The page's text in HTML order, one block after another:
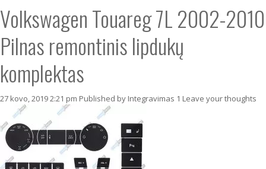
Volkswagen Touareg 7L 2002-2010
Pilnas remontinis lipdukų
komplektas
27 kovo, 2019 2:21 pm Published by Integravimas 1 Leave your thoughts